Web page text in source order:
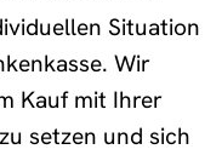
Situation
Wir
Kauf mit Ihrer
setzen und sich